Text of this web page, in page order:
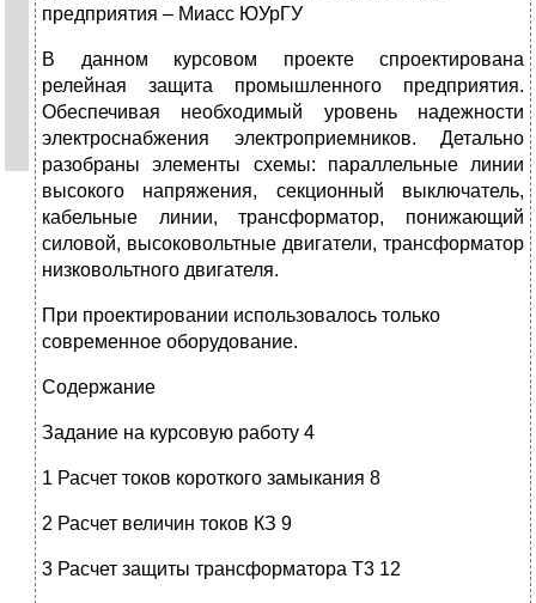
предприятия – Миасс ЮУрГУ
В данном курсовом проекте спроектирована
релейная защита промышленного предприятия.
Обеспечивая необходимый уровень надежности
электроснабжения электроприемников. Детально
разобраны элементы схемы: параллельные линии
высокого напряжения, секционный выключатель,
кабельные линии, трансформатор, понижающий
силовой, высоковольтные двигатели, трансформатор
низковольтного двигателя.
При проектировании использовалось только
современное оборудование.
Содержание
Задание на курсовую работу 4
1 Расчет токов короткого замыкания 8
2 Расчет величин токов КЗ 9
3 Расчет защиты трансформатора Т3 12